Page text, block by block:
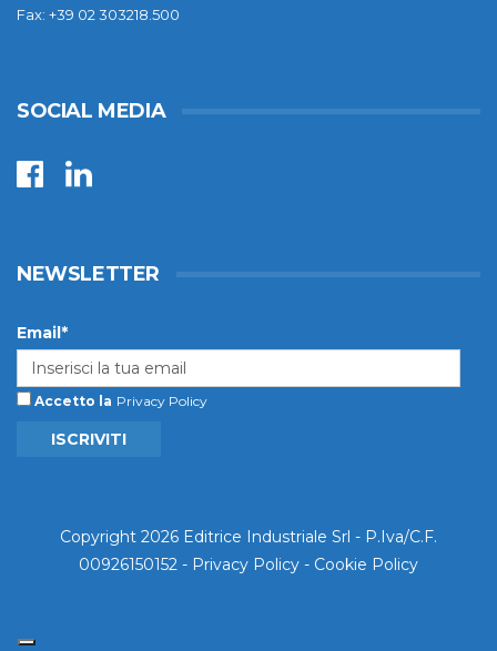
Fax: +39 02 303218.500
SOCIAL MEDIA
NEWSLETTER
Email*
Accetto la Privacy Policy
ISCRIVITI
Copyright 2026 Editrice Industriale Srl - P.Iva/C.F.
00926150152 - Privacy Policy - Cookie Policy